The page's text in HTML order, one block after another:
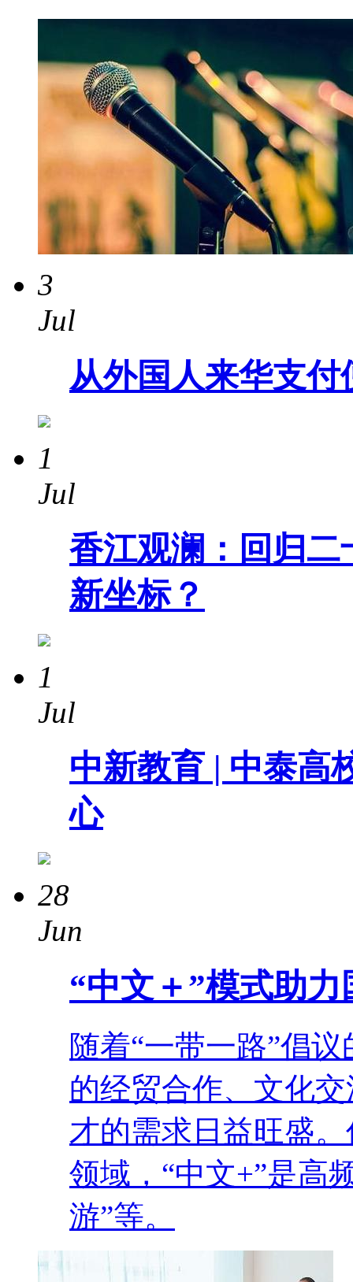
3
Jul
从外国人来华支
1
Jul
香江观澜：回归
新坐标？
1
Jul
中新教育 | 中泰高
心
28
Jun
“中文＋”模式助
随着“一带一路”倡
的经贸合作、文化
才的需求日益旺盛
领域，“中文+”是高
游”等。